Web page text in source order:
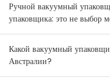
Ручной вакуумный
упаковщика: это не выбор
комбинирования товаров
Зеландии.
Какой вакуумный
Австралии?